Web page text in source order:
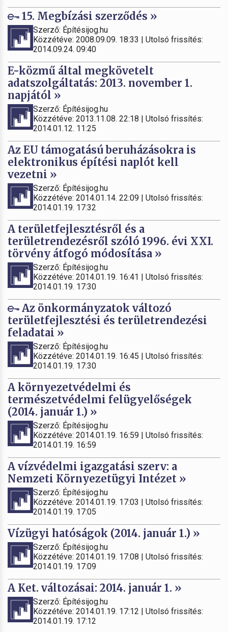
15. Megbízási szerződés »
Szerző: Építésijog.hu
Közzétéve: 2008.09.09. 18:33 | Utolsó frissítés:
2014.09.24. 09:40
E-közmű által megkövetelt
adatszolgáltatás: 2013. november 1.
napjától »
Szerző: Építésijog.hu
Közzétéve: 2013.11.08. 22:18 | Utolsó frissítés:
2014.01.12. 11:25
Az EU támogatású beruházásokra is
elektronikus építési naplót kell
vezetni »
Szerző: Építésijog.hu
Közzétéve: 2014.01.14. 22:09 | Utolsó frissítés:
2014.01.19. 17:32
A területfejlesztésről és a
területrendezésről szóló 1996. évi XXI.
törvény átfogó módosítása »
Szerző: Építésijog.hu
Közzétéve: 2014.01.19. 16:41 | Utolsó frissítés:
2014.01.19. 17:30
Az önkormányzatok változó
területfejlesztési és területrendezési
feladatai »
Szerző: Építésijog.hu
Közzétéve: 2014.01.19. 16:45 | Utolsó frissítés:
2014.01.19. 17:30
A környezetvédelmi és
természetvédelmi felügyelőségek
(2014. január 1.) »
Szerző: Építésijog.hu
Közzétéve: 2014.01.19. 16:59 | Utolsó frissítés:
2014.01.19. 16:59
A vízvédelmi igazgatási szerv: a
Nemzeti Környezetügyi Intézet »
Szerző: Építésijog.hu
Közzétéve: 2014.01.19. 17:03 | Utolsó frissítés:
2014.01.19. 17:05
Vízügyi hatóságok (2014. január 1.) »
Szerző: Építésijog.hu
Közzétéve: 2014.01.19. 17:08 | Utolsó frissítés:
2014.01.19. 17:09
A Ket. változásai: 2014. január 1. »
Szerző: Építésijog.hu
Közzétéve: 2014.01.19. 17:12 | Utolsó frissítés:
2014.01.19. 17:12